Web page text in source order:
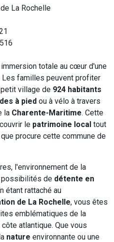
de La Rochelle
immersion totale au cœur d'une
familles peuvent profiter
village de 924 habitants
à pied ou à vélo à travers
la Charente-Maritime. Cette
le patrimoine local tout
procure cette commune de
l'environnement de la
de détente en
étant rattaché au
de La Rochelle, vous êtes
emblématiques de la
atlantique. Que vous
nature environnante ou une